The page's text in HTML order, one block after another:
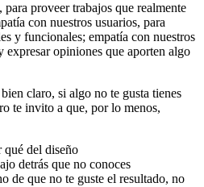
proveer trabajos que realmente
con nuestros usuarios, para
y funcionales; empatía con nuestros
expresar opiniones que aporten algo
claro, si algo no te gusta tienes
te invito a que, por lo menos,
qué del diseño
detrás que no conoces
de que no te guste el resultado, no